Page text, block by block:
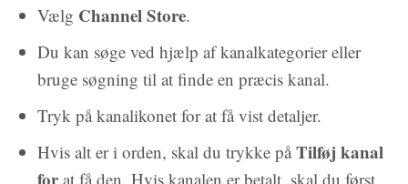
Vælg Channel Store.
Du kan søge ved hjælp af kanalkategorier eller
bruge søgning til at finde en præcis kanal.
Tryk på kanalikonet for at få vist detaljer.
Hvis alt er i orden, skal du trykke påTilføj kanal
at få den. Hvis kanalen er betalt, skal du først